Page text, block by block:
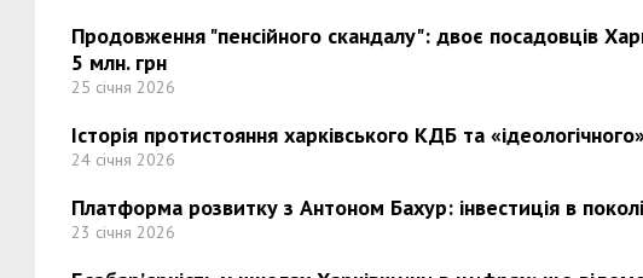
Продовження "пенсійного скандалу": двоє посадовців
5 млн. грн
25 січня 2026
Історія протистояння харківського КДБ та
24 січня 2026
Платформа розвитку з Антоном Бахур: інвестиція в
23 січня 2026